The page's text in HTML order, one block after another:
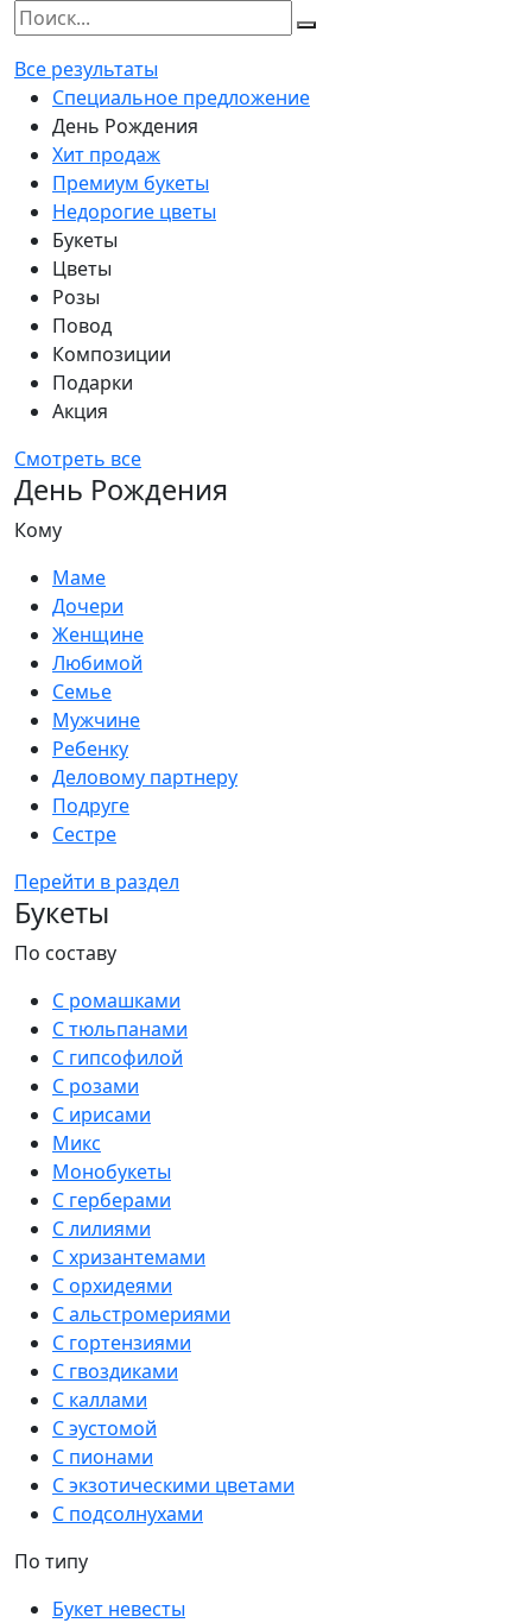
Все результаты
Специальное предложение
День Рождения
Хит продаж
Премиум букеты
Недорогие цветы
Букеты
Цветы
Розы
Повод
Композиции
Подарки
Акция
Смотреть все
День Рождения
Кому
Маме
Дочери
Женщине
Любимой
Семье
Мужчине
Ребенку
Деловому партнеру
Подруге
Сестре
Перейти в раздел
Букеты
По составу
С ромашками
С тюльпанами
С гипсофилой
С розами
С ирисами
Микс
Монобукеты
С герберами
С лилиями
С хризантемами
С орхидеями
С альстромериями
С гортензиями
С гвоздиками
С каллами
С эустомой
С пионами
С экзотическими цветами
С подсолнухами
По типу
Букет невесты